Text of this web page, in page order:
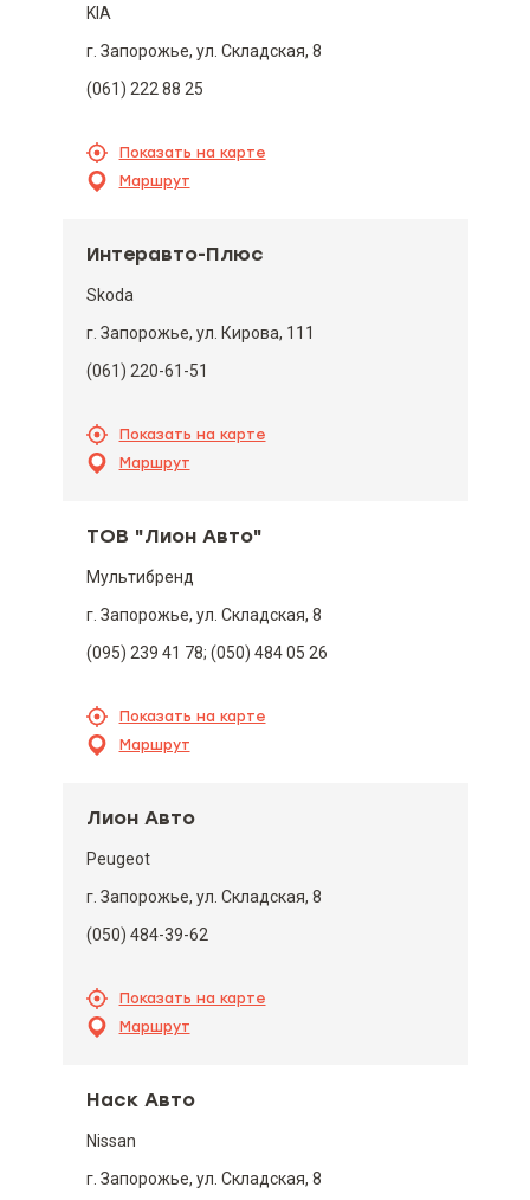
KIA
г. Запорожье, ул. Складская, 8
(061) 222 88 25
Показать на карте
Маршрут
Интеравто-Плюс
Skoda
г. Запорожье, ул. Кирова, 111
(061) 220-61-51
Показать на карте
Маршрут
ТОВ "Лион Авто"
Мультибренд
г. Запорожье, ул. Складская, 8
(095) 239 41 78; (050) 484 05 26
Показать на карте
Маршрут
Лион Авто
Peugeot
г. Запорожье, ул. Складская, 8
(050) 484-39-62
Показать на карте
Маршрут
Наск Авто
Nissan
г. Запорожье, ул. Складская, 8